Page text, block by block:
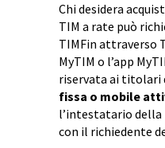
Chi desidera
TIM a rate può
TIMFin attraverso
MyTIM o l’app
riservata ai titolari
fissa o mobile
l’intestatario della
con il richiedente